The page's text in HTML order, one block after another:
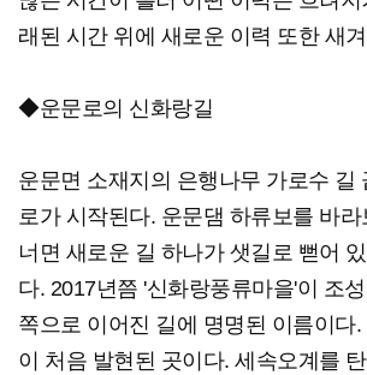
래된 시간 위에 새로운 이력 또한 새
◆운문로의 신화랑길
운문면 소재지의 은행나무 가로수 길
로가 시작된다. 운문댐 하류보를 바
너면 새로운 길 하나가 샛길로 뻗어 있
다. 2017년쯤 '신화랑풍류마을'이 조
쪽으로 이어진 길에 명명된 이름이다
이 처음 발현된 곳이다. 세속오계를